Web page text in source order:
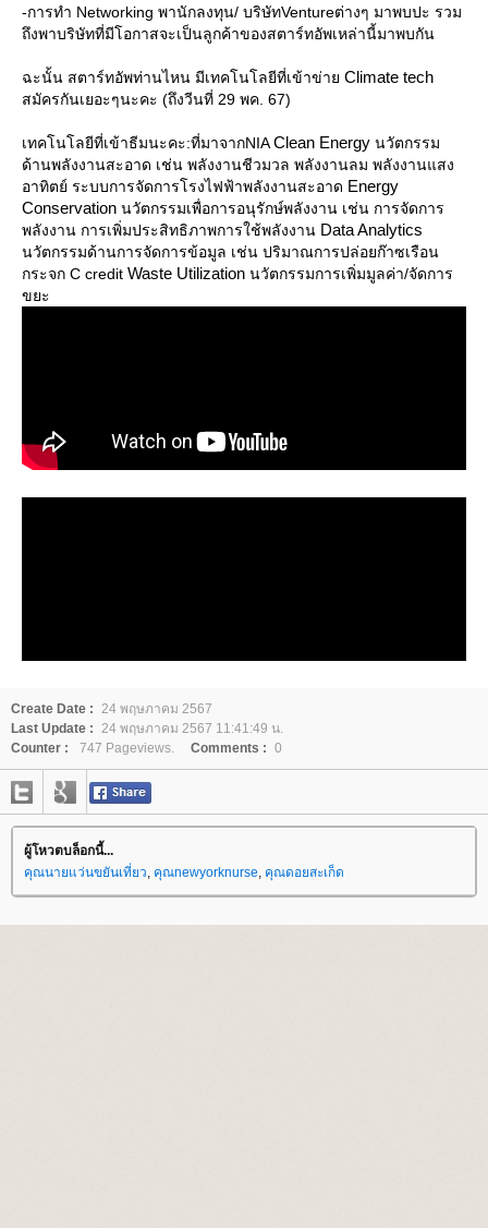
-การทำ Networking พานักลงทุน/ บริษัทVentureต่างๆ มาพบปะ รวม
ถึงพาบริษัทที่มีโอกาสจะเป็นลูกค้าของสตาร์ทอัพเหล่านี้มาพบกัน
ฉะนั้น สตาร์ทอัพท่านไหน มีเทคโนโลยีที่เข้าข่า Climate tech
สมัครกันเยอะๆนะคะ (ถึงวีนที่ 29 พค. 67)
เทคโนโลยีที่เข้าธีมนะคะ:ที่มาจากNIAClean Energy นวัตกรรม
ด้านพลังงานสะอาด เช่น พลังงานชีวมวล พลังงานลม พลังงานแสง
อาทิตย์ ระบบการจัดการโรงไฟฟ้าพลังงานสะอาด Energy
Conservation นวัตกรรมเพื่อการอนุรักษ์พลังงาน เช่น การจัดการ
พลังงาน การเพิ่มประสิทธิภาพการใช้พลังงาน Data Analytics
นวัตกรรมด้านการจัดการข้อมูล เช่น ปริมาณการปล่อยก๊าซเรือน
กระจก C credit Waste Utilization นวัตกรรมการเพิ่มมูลค่า/จัดการ
ขยะ
Create Date : 24 พฤษภาคม 2567
Last Update : 24 พฤษภาคม 2567 11:41:49 น.
Counter :
747 Pageviews. Comments : 0
ผู้โหวตบล็อกนี้...
คุณนายแว่นขยันเที่ยว, คุณnewyorknurse, คุณดอยสะเก็ด